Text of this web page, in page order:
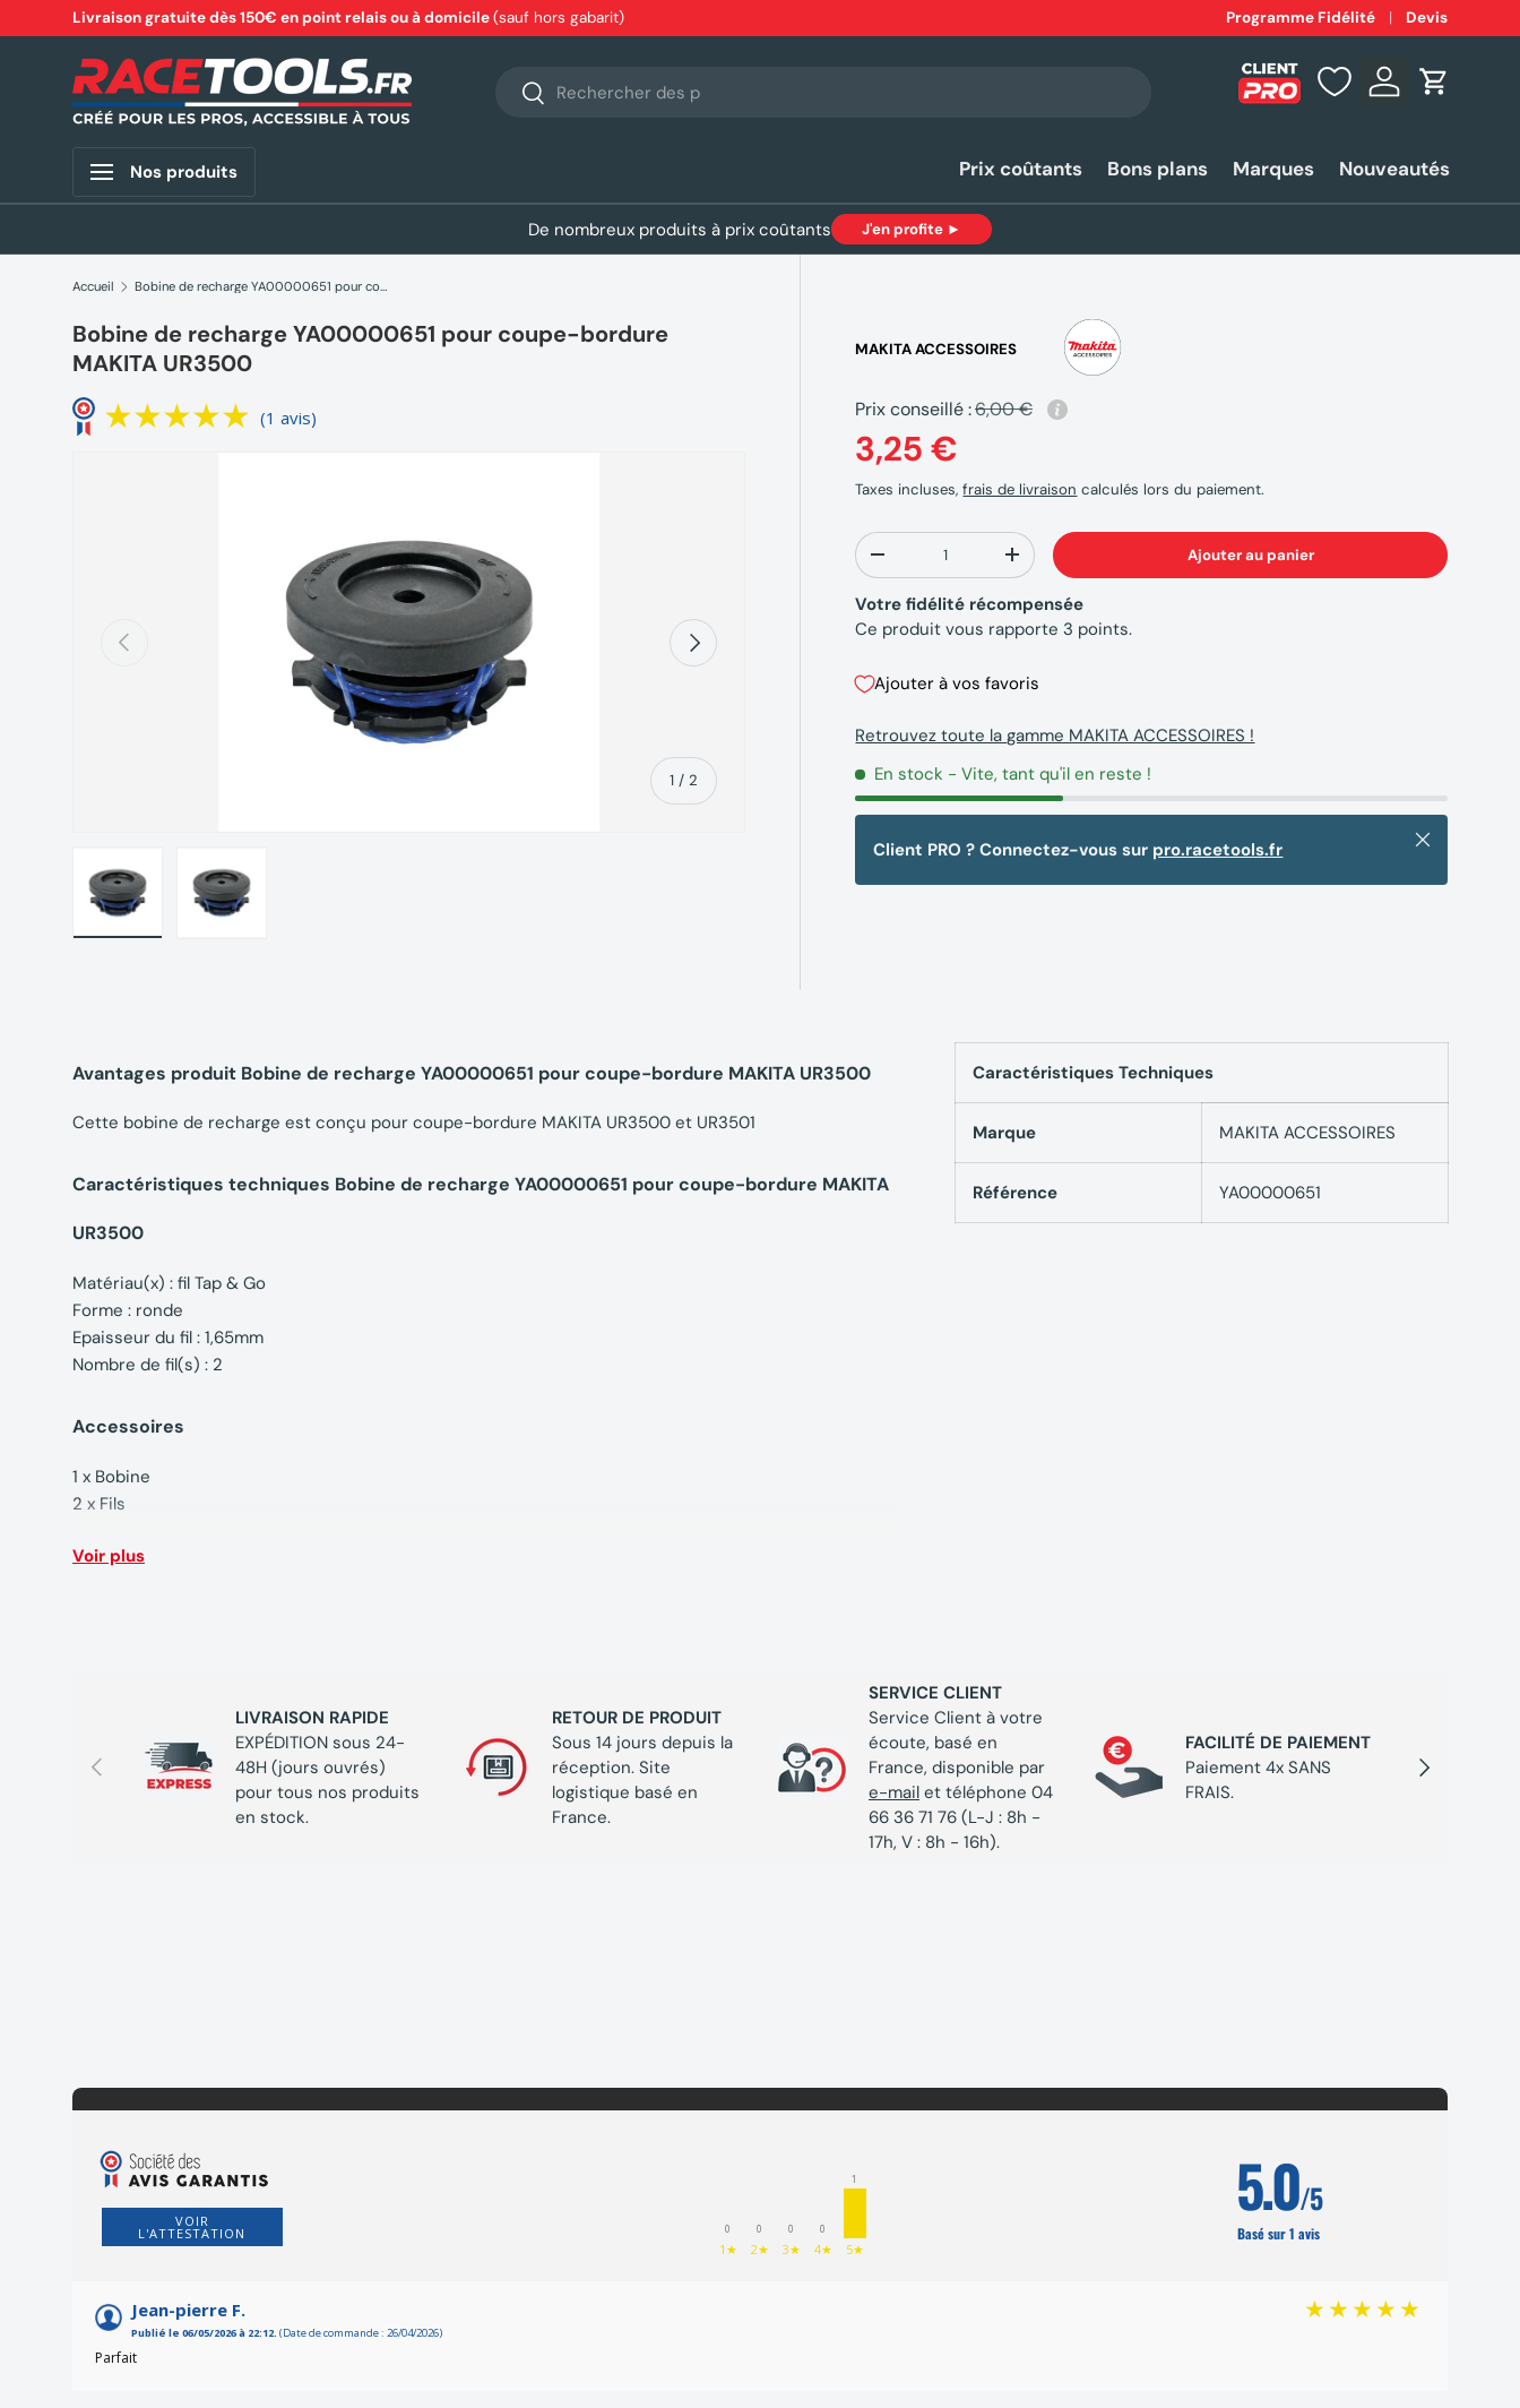
Aller au contenu
Livraison gratuite dès 150€ en point relais ou à domicile(sauf hors gabarit) Expéditionrapide 24-48h*
Programme Fidélité Devis
Recherche
Rechercher Se connecter
Panier
Nos produits Prix coûtants Bons plans Marques Nouveautés
De nombreux produits à prix coûtants J'en profite ►
Accueil Bobine de recharge YA00000651 pour coupe-bordure MAKITA UR3500
Bobine de recharge YA00000651 pour coupe-bordure
MAKITA UR3500
(1 avis)
Précédent
1 /de
2
Suivant
MAKITA ACCESSOIRES
Prix conseillé :6,00 €
3,25 €
Taxes incluses,frais de livraison calculés lors du paiement.
Qté
-
+ Ajouter au panier
Votre fidélité récompensée
Ce produit vous rapporte3 points.
Ajouter à vos favoris
Retrouvez toute la gamme MAKITA ACCESSOIRES !
En stock - Vite, tant qu'il en reste !
Client PRO ? Connectez-vous sur pro.racetools.fr Fermer
Avantages produit Bobine de recharge YA00000651 pour coupe-bordure MAKITA UR3500
Cette bobine de recharge est conçu pour coupe-bordure MAKITA UR3500 et UR3501
Caractéristiques techniques Bobine de recharge YA00000651 pour coupe-bordure MAKITA
UR3500
Matériau(x) : fil Tap & Go
Forme : ronde
Epaisseur du fil : 1,65mm
Nombre de fil(s) : 2
Accessoires
1 x Bobine
2 x Fils
Voir plus
Caractéristiques Techniques
Marque MAKITA ACCESSOIRES
Référence YA00000651
Précédent Suivant
LIVRAISON RAPIDE
EXPÉDITION sous 24-
48H (jours ouvrés)
pour tous nos produits
en stock.
RETOUR DE PRODUIT
Sous 14 jours depuis la
réception. Site
logistique basé en
France.
SERVICE CLIENT
Service Client à votre
écoute, basé en
France, disponible par
e-mail et téléphone 04
66 36 71 76 (L-J : 8h -
17h, V : 8h - 16h).
FACILITÉ DE PAIEMENT
Paiement 4x SANS
FRAIS.
VOIR
L'ATTESTATION 0
1★
0
2★
0
3★
0
4★
1
5★
5.0/5
Basé sur 1 avis
Jean-pierre F.
Publié le 06/05/2026 à 22:12. (Date de commande : 26/04/2026)
Parfait